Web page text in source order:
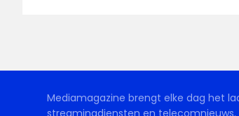
Mediamagazine brengt elke dag het
streamingdiensten en telecomnieuws.